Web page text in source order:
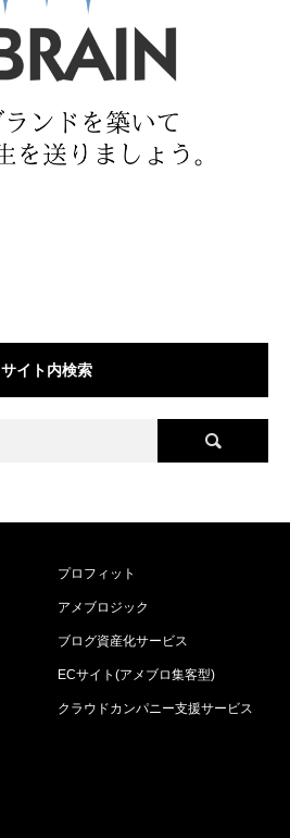
サイト内検索
プロフィット
アメブロジック
ブログ資産化サービス
ECサイト(アメブロ集客型)
クラウドカンパニー支援サービス